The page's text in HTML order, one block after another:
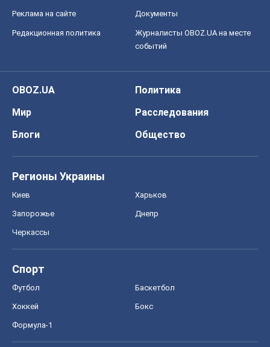
Реклама на сайте Документы
Редакционная политика
Журналисты OBOZ.UA на месте
событий
OBOZ.UA
Политика
Мир
Расследования
Блоги
Общество
Регионы Украины
Киев Харьков
Запорожье Днепр
Черкассы
Спорт
Футбол Баскетбол
Хоккей Бокс
Формула-1